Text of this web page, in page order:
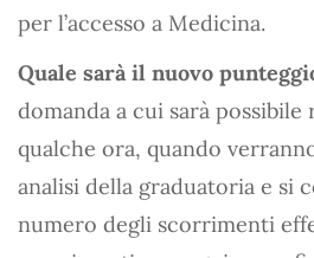
per l’accesso a Medicina.
Quale sarà il nuovo
domanda a cui sarà
qualche ora, quando
analisi della graduatoria e si
numero degli scorrimenti